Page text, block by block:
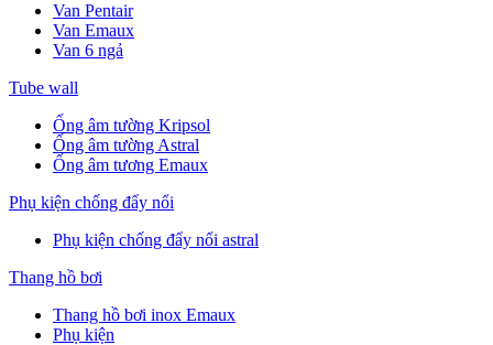
Van Pentair
Van Emaux
Van 6 ngả
Tube wall
Ống âm tường Kripsol
Ống âm tường Astral
Ống âm tương Emaux
Phụ kiện chống đẩy nổi
Phụ kiện chống đẩy nổi astral
Thang hồ bơi
Thang hồ bơi inox Emaux
Phụ kiện